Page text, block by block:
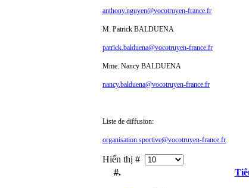
anthony.nguyen@vocotruyen-france.fr
M. Patrick BALDUENA
patrick.balduena@vocotruyen-france.fr
Mme. Nancy BALDUENA
nancy.balduena@vocotruyen-france.fr
Liste de diffusion:
organisation.sportive@vocotruyen-france.fr
Hiển thị #
#.